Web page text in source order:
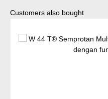
Lewati galeri produk
Customers also bought